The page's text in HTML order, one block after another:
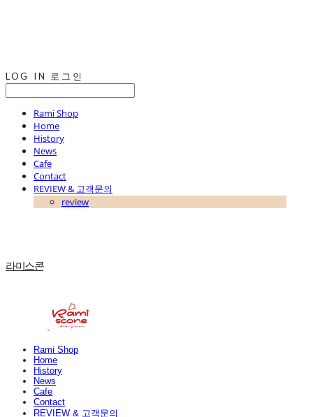
LOG IN 로그인
Rami Shop
Home
History
News
Cafe
Contact
REVIEW & 고객문의
review
라미스콘
Rami Shop
Home
History
News
Cafe
Contact
REVIEW & 고객문의